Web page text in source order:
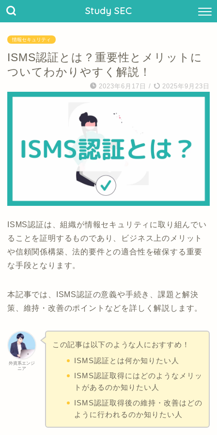
Study SEC
情報セキュリティ
ISMS認証とは？重要性とメリットに
ついてわかりやすく解説！
2023年6月17日 / 2025年9月23日
ISMS認証は、組織が情報セキュリティに取り組んでい
ることを証明するものであり、ビジネス上のメリット
や信頼関係構築、法的要件との適合性を確保する重要
な手段となります。
本記事では、ISMS認証の意義や手続き、課題と解決
策、維持・改善のポイントなどを詳しく解説します。
外資系エンジ
ニア
この記事は以下のような人におすすめ！
ISMS認証とは何か知りたい人
ISMS認証取得にはどのようなメリッ
トがあるのか知りたい人
ISMS認証取得後の維持・改善はどの
ように行われるのか知りたい人